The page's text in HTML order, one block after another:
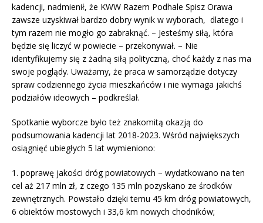
kadencji, nadmienił, że KWW Razem Podhale Spisz Orawa
zawsze uzyskiwał bardzo dobry wynik w wyborach, dlatego i
tym razem nie mogło go zabraknąć. – Jesteśmy siłą, która
będzie się liczyć w powiecie – przekonywał. – Nie
identyfikujemy się z żadną siłą polityczną, choć każdy z nas ma
swoje poglądy. Uważamy, że praca w samorządzie dotyczy
spraw codziennego życia mieszkańców i nie wymaga jakichś
podziałów ideowych – podkreślał.
Spotkanie wyborcze było też znakomitą okazją do
podsumowania kadencji lat 2018-2023. Wśród największych
osiągnięć ubiegłych 5 lat wymieniono:
1. poprawę jakości dróg powiatowych – wydatkowano na ten
cel aż 217 mln zł, z czego 135 mln pozyskano ze środków
zewnętrznych. Powstało dzięki temu 45 km dróg powiatowych,
6 obiektów mostowych i 33,6 km nowych chodników;